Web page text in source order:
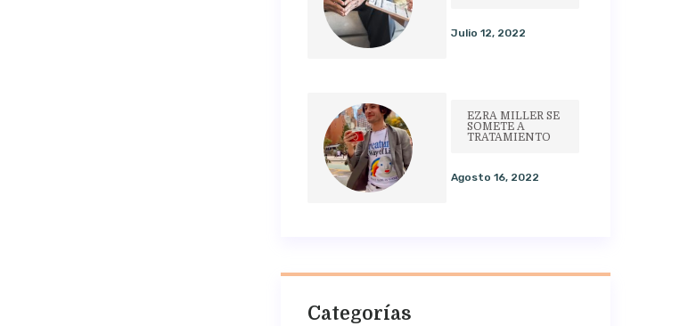
Julio 12, 2022
EZRA MILLER SE
SOMETE A
TRATAMIENTO
Agosto 16, 2022
Categorías